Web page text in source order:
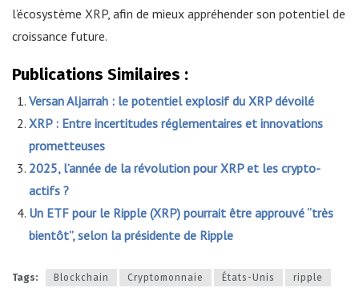
l’écosystème XRP, afin de mieux appréhender son potentiel de
croissance future.
Publications Similaires :
Versan Aljarrah : le potentiel explosif du XRP dévoilé
XRP : Entre incertitudes réglementaires et innovations
prometteuses
2025, l’année de la révolution pour XRP et les crypto-
actifs ?
Un ETF pour le Ripple (XRP) pourrait être approuvé “très
bientôt”, selon la présidente de Ripple
Tags: Blockchain Cryptomonnaie États-Unis
ripple